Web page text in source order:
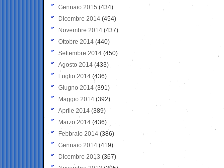
Gennaio 2015 (434)
Dicembre 2014 (454)
Novembre 2014 (437)
Ottobre 2014 (440)
Settembre 2014 (450)
Agosto 2014 (433)
Luglio 2014 (436)
Giugno 2014 (391)
Maggio 2014 (392)
Aprile 2014 (389)
Marzo 2014 (436)
Febbraio 2014 (386)
Gennaio 2014 (419)
Dicembre 2013 (367)